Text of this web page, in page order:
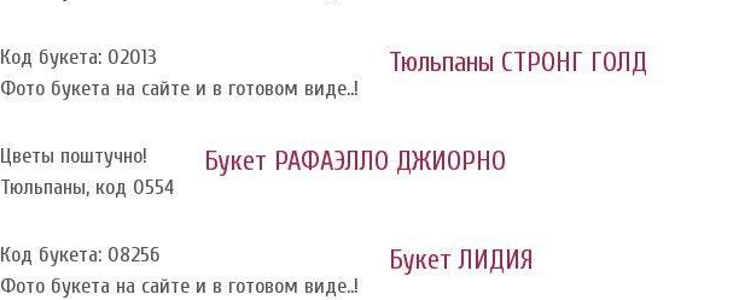
Код букета: 02013
Фото букета на сайте и в готовом виде..!
Тюльпаны СТРОНГ ГОЛД
Цветы поштучно!
Тюльпаны, код 0554
Букет РАФАЭЛЛО ДЖИОРНО
Код букета: 08256
Фото букета на сайте и в готовом виде..!
Букет ЛИДИЯ